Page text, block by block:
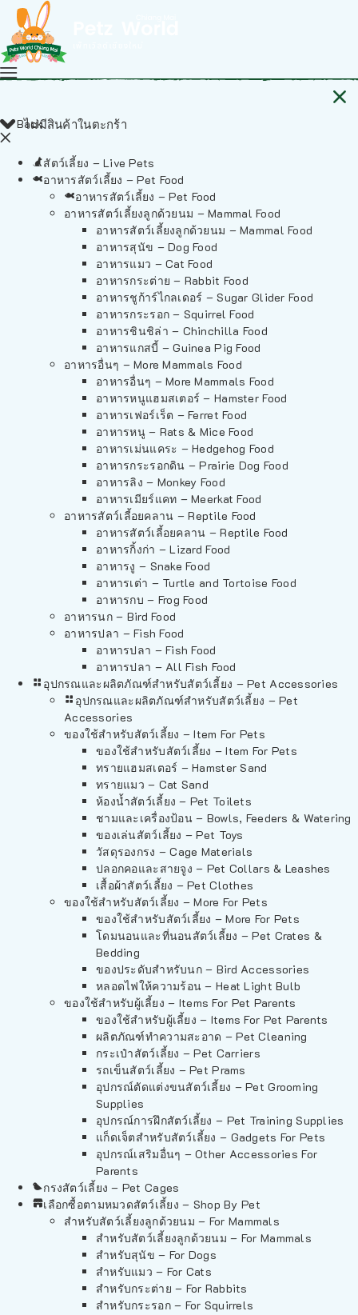
ไม่มีสินค้าในตะกร้า
Back
สัตว์เลี้ยง – Live Pets
อาหารสัตว์เลี้ยง – Pet Food
อาหารสัตว์เลี้ยง – Pet Food
อาหารสัตว์เลี้ยงลูกด้วยนม – Mammal Food
อาหารสัตว์เลี้ยงลูกด้วยนม – Mammal Food
อาหารสุนัข – Dog Food
อาหารแมว – Cat Food
อาหารกระต่าย – Rabbit Food
อาหารชูก้าร์ไกลเดอร์ – Sugar Glider Food
อาหารกระรอก – Squirrel Food
อาหารชินชิล่า – Chinchilla Food
อาหารแกสบี้ – Guinea Pig Food
อาหารอื่นๆ – More Mammals Food
อาหารอื่นๆ – More Mammals Food
อาหารหนูแฮมสเตอร์ – Hamster Food
อาหารเฟอร์เร็ต – Ferret Food
อาหารหนู – Rats & Mice Food
อาหารเม่นแคระ – Hedgehog Food
อาหารกระรอกดิน – Prairie Dog Food
อาหารลิง – Monkey Food
อาหารเมียร์แคท – Meerkat Food
อาหารสัตว์เลี้อยคลาน – Reptile Food
อาหารสัตว์เลี้อยคลาน – Reptile Food
อาหารกิ้งก่า – Lizard Food
อาหารงู – Snake Food
อาหารเต่า – Turtle and Tortoise Food
อาหารกบ – Frog Food
อาหารนก – Bird Food
อาหารปลา – Fish Food
อาหารปลา – Fish Food
อาหารปลา – All Fish Food
อุปกรณและผลิตภัณฑ์สำหรับสัตว์เลี้ยง – Pet Accessories
อุปกรณและผลิตภัณฑ์สำหรับสัตว์เลี้ยง – Pet
Accessories
ของใช้สำหรับสัตว์เลี้ยง – Item For Pets
ของใช้สำหรับสัตว์เลี้ยง – Item For Pets
ทรายแฮมสเตอร์ – Hamster Sand
ทรายแมว – Cat Sand
ห้องน้ำสัตว์เลี้ยง – Pet Toilets
ชามและเครื่องป้อน – Bowls, Feeders & Watering
ของเล่นสัตว์เลี้ยง – Pet Toys
วัสดุรองกรง – Cage Materials
ปลอกคอและสายจูง – Pet Collars & Leashes
เสื้อผ้าสัตว์เลี้ยง – Pet Clothes
ของใช้สำหรับสัตว์เลี้ยง – More For Pets
ของใช้สำหรับสัตว์เลี้ยง – More For Pets
โดมนอนและที่นอนสัตว์เลี้ยง – Pet Crates &
Bedding
ของประดับสำหรับนก – Bird Accessories
หลอดไฟให้ความร้อน – Heat Light Bulb
ของใช้สำหรับผู้เลี้ยง – Items For Pet Parents
ของใช้สำหรับผู้เลี้ยง – Items For Pet Parents
ผลิตภัณฑ์ทำความสะอาด – Pet Cleaning
กระเป๋าสัตว์เลี้ยง – Pet Carriers
รถเข็นสัตว์เลี้ยง – Pet Prams
อุปกรณ์ตัดแต่งขนสัตว์เลี้ยง – Pet Grooming
Supplies
อุปกรณ์การฝึกสัตว์เลี้ยง – Pet Training Supplies
แก็ดเจ็ตสำหรับสัตว์เลี้ยง – Gadgets For Pets
อุปกรณ์เสริมอื่นๆ – Other Accessories For
Parents
กรงสัตว์เลี้ยง – Pet Cages
เลือกซื้อตามหมวดสัตว์เลี้ยง – Shop By Pet
สำหรับสัตว์เลี้ยงลูกด้วยนม – For Mammals
สำหรับสัตว์เลี้ยงลูกด้วยนม – For Mammals
สำหรับสุนัข – For Dogs
สำหรับแมว – For Cats
สำหรับกระต่าย – For Rabbits
สำหรับกระรอก – For Squirrels